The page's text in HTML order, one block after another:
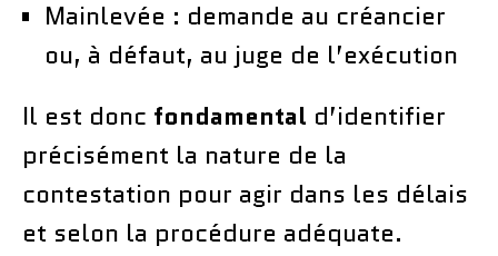
Mainlevée : demande au créancier
ou, à défaut, au juge de l’exécution
Il est donc fondamental d’identifier
précisément la nature de la
contestation pour agir dans les délais
et selon la procédure adéquate.